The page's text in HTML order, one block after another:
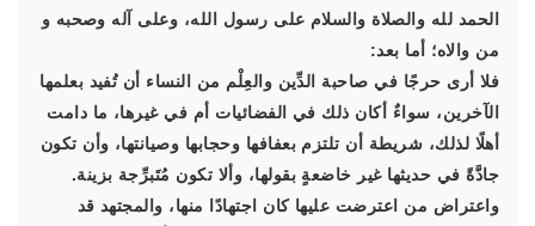
الحمد لله والصلاة والسلام على رسول الله، وعلى آله وصحبه و
من والاه؛ أما بعد:
فلا أرى حرجًا في صاحبة الدِّين والعِلْم من النساء أن تُفيد بعلمها
الآخرين، سواءٌ أكان ذلك في الفضائيات أم في غيرها، ما دامت
أهلًا لذلك، شريطة أن تلتزم بعفافها وحجابها وصيانتها، وأن تكون
جادَّةً في حديثها غير خاضعةٍ بقولها، وألا تكون مُتَبرِّجة بزينة.
واعتراض من اعترضت عليها كان اجتهادًا منها، والمجتهد قد